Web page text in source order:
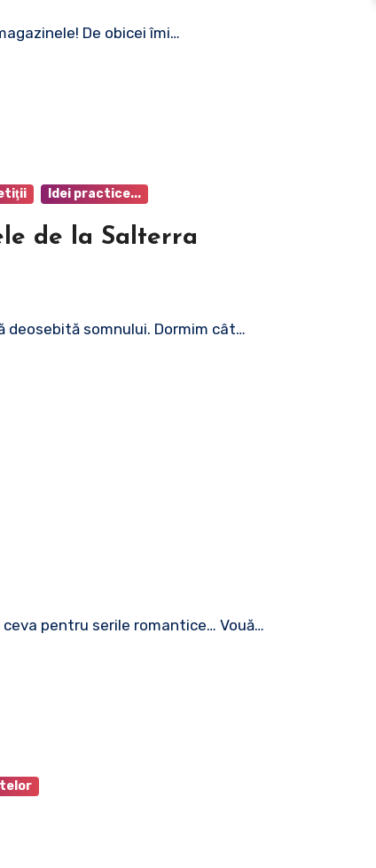
De obicei îmi…
Idei practice...
de la Salterra
deosebită somnului. Dormim cât…
ceva pentru serile romantice… Vouă…